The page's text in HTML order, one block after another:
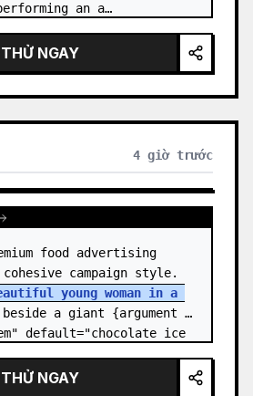
an a…
THỬ NGAY
4 giờ trước
food advertising
campaign style.
young woman in a
beside a giant {argument
default="chocolate ice
THỬ NGAY